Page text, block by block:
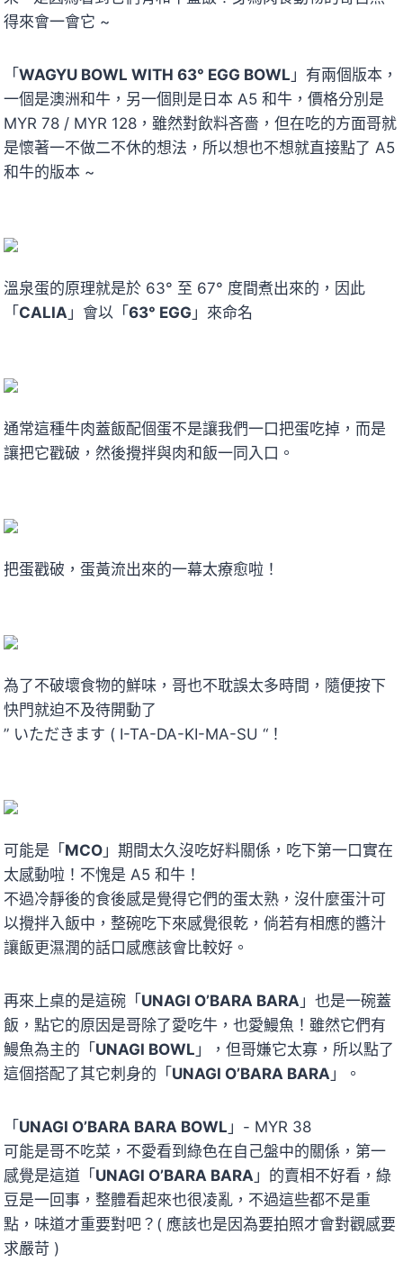
得來會一會它 ~
「WAGYU BOWL WITH 63° EGG BOWL 」有兩個版本，
一個是澳洲和牛，另一個則是日本 A5 和牛，價格分別是
MYR 78 / MYR 128，雖然對飲料吝嗇，但在吃的方面哥就
是懷著一不做二不休的想法，所以想也不想就直接點了 A5
和牛的版本 ~
溫泉蛋的原理就是於 63° 至 67° 度間煮出來的，因此
「CALIA 」會以「63° EGG 」來命名
通常這種牛肉蓋飯配個蛋不是讓我們一口把蛋吃掉，而是
讓把它戳破，然後攪拌與肉和飯一同入口。
把蛋戳破，蛋黃流出來的一幕太療愈啦！
為了不破壞食物的鮮味，哥也不耽誤太多時間，隨便按下
快門就迫不及待開動了
” いただきます ( I-TA-DA-KI-MA-SU “！
可能是「MCO 」期間太久沒吃好料關係，吃下第一口實在
太感動啦！不愧是 A5 和牛！
不過冷靜後的食後感是覺得它們的蛋太熟，沒什麼蛋汁可
以攪拌入飯中，整碗吃下來感覺很乾，倘若有相應的醬汁
讓飯更濕潤的話口感應該會比較好。
再來上桌的是這碗「UNAGI O’BARA BARA 」也是一碗蓋
飯，點它的原因是哥除了愛吃牛，也愛鰻魚！雖然它們有
鰻魚為主的「UNAGI BOWL 」，但哥嫌它太寡，所以點了
這個搭配了其它刺身的「UNAGI O’BARA BARA 」。
「UNAGI O’BARA BARA BOWL 」- MYR 38
可能是哥不吃菜，不愛看到綠色在自己盤中的關係，第一
感覺是這道「UNAGI O’BARA BARA 」的賣相不好看，綠
豆是一回事，整體看起來也很凌亂，不過這些都不是重
點，味道才重要對吧？( 應該也是因為要拍照才會對觀感要
求嚴苛 )